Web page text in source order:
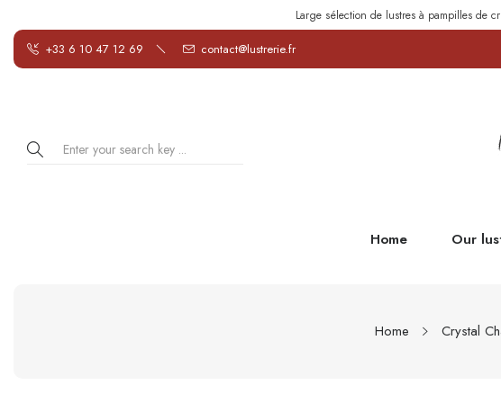
Large sélection de lustres à pampilles de
+33 6 10 47 12 69 contact@lustrerie.fr
Home Our
Home Crystal